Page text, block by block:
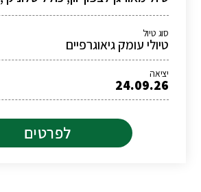
סוג טיול
טיולי עומק גיאוגרפיים
יציאה
24.09.26
לפרטים